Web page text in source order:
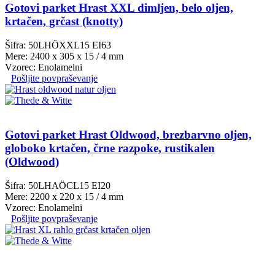
Gotovi parket Hrast XXL dimljen, belo oljen,
krtačen, grčast (knotty)
Šifra: 50LHÖXXL15 EI63
Mere: 2400 x 305 x 15 / 4 mm
Vzorec: Enolamelni
Pošljite povpraševanje
Gotovi parket Hrast Oldwood, brezbarvno oljen,
globoko krtačen, črne razpoke, rustikalen
(Oldwood)
Šifra: 50LHAÖCL15 EI20
Mere: 2200 x 220 x 15 / 4 mm
Vzorec: Enolamelni
Pošljite povpraševanje